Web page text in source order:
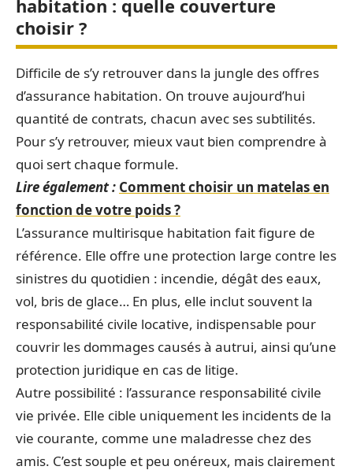
habitation : quelle couverture
choisir ?
Difficile de s’y retrouver dans la jungle des offres
d’assurance habitation. On trouve aujourd’hui
quantité de contrats, chacun avec ses subtilités.
Pour s’y retrouver, mieux vaut bien comprendre à
quoi sert chaque formule.
Lire également : Comment choisir un matelas en
fonction de votre poids ?
L’assurance multirisque habitation fait figure de
référence. Elle offre une protection large contre les
sinistres du quotidien : incendie, dégât des eaux,
vol, bris de glace… En plus, elle inclut souvent la
responsabilité civile locative, indispensable pour
couvrir les dommages causés à autrui, ainsi qu’une
protection juridique en cas de litige.
Autre possibilité : l’assurance responsabilité civile
vie privée. Elle cible uniquement les incidents de la
vie courante, comme une maladresse chez des
amis. C’est souple et peu onéreux, mais clairement